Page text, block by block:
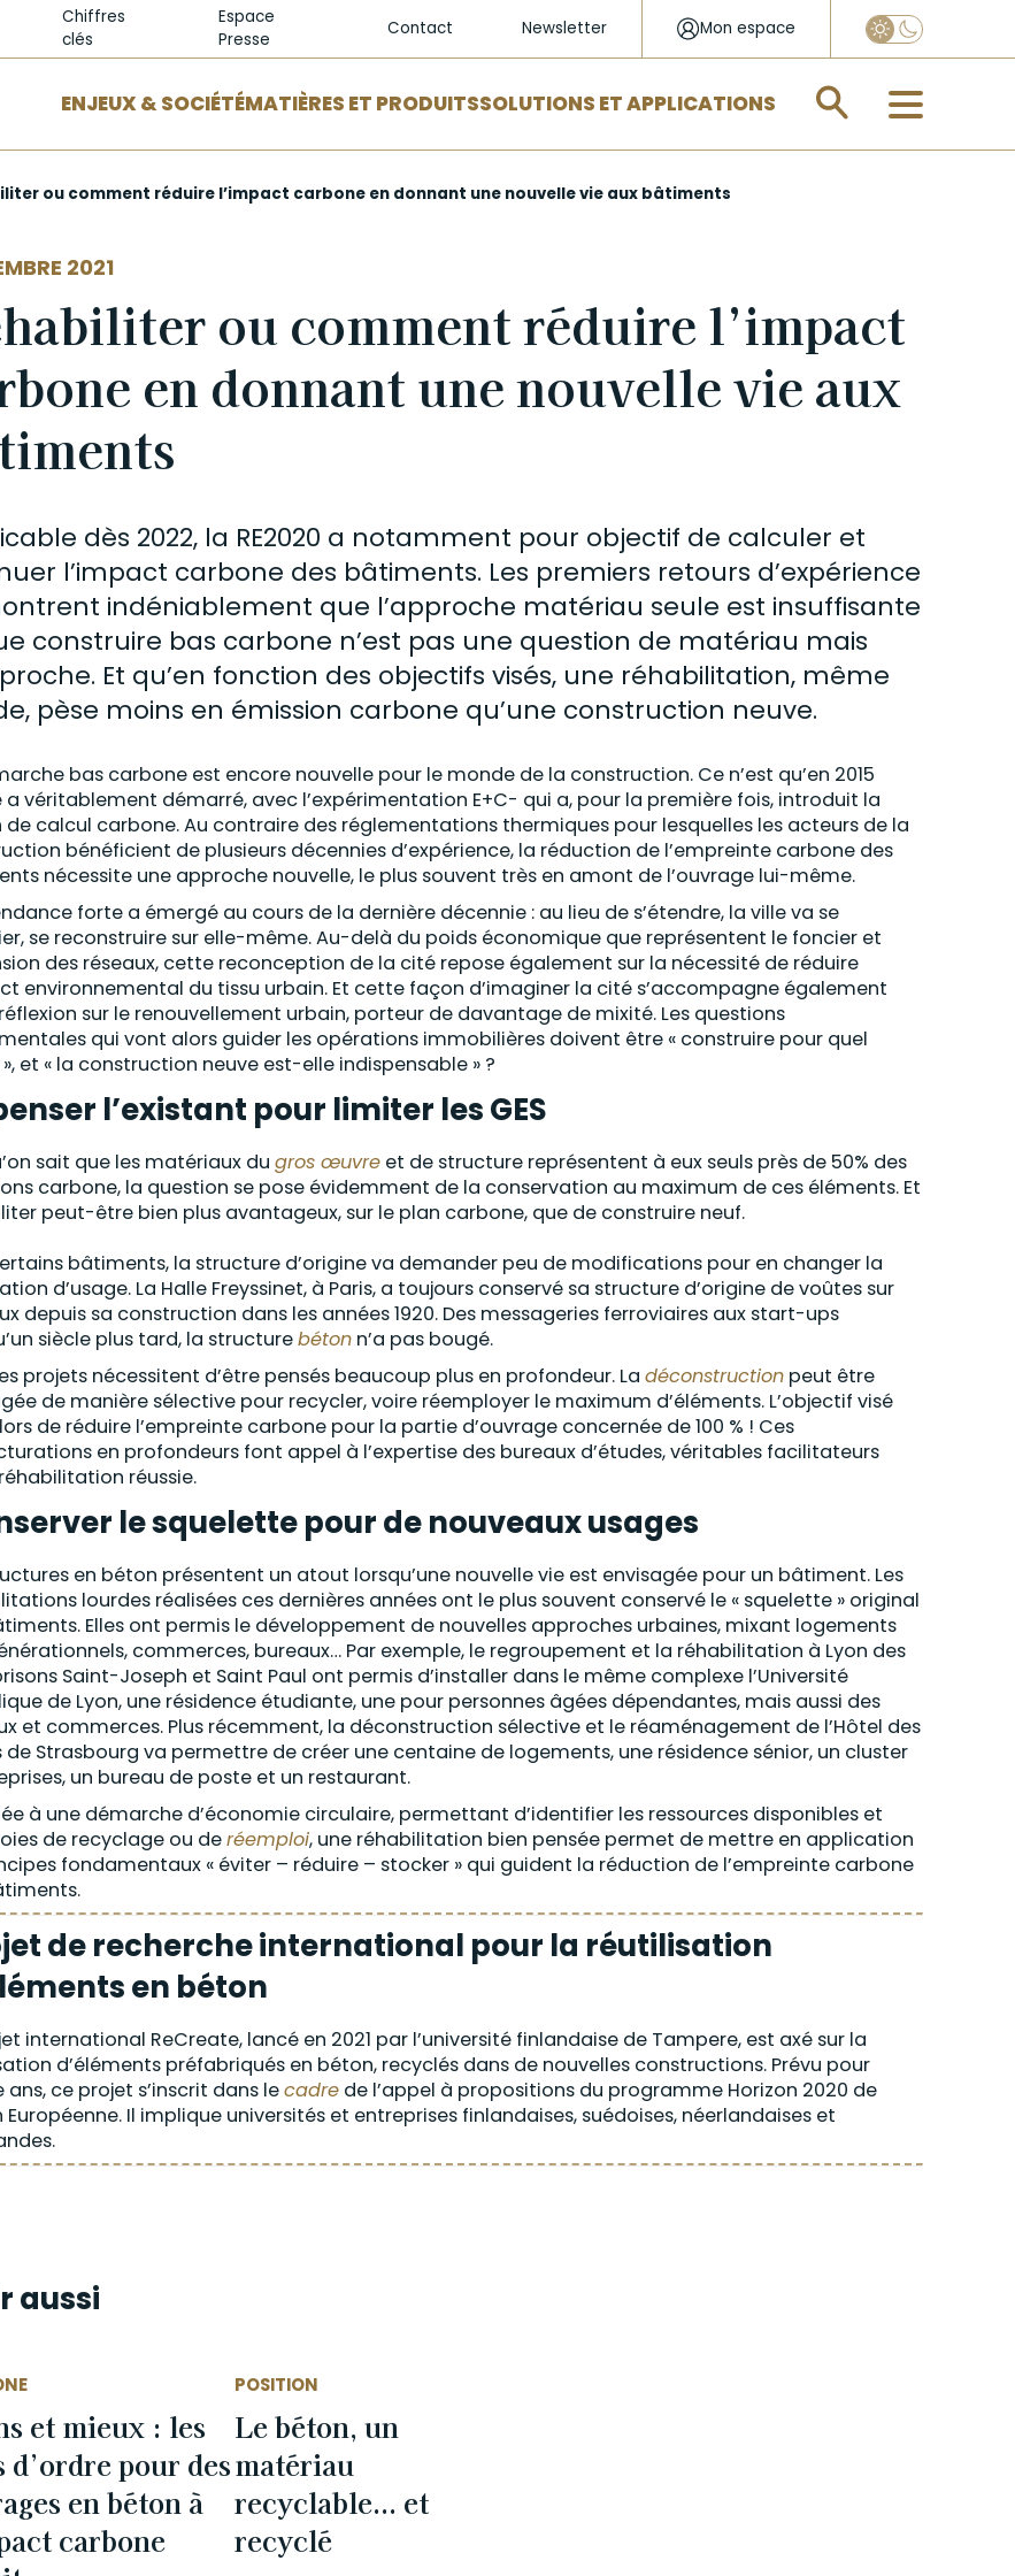
Chiffres
clés
Espace
Presse
Contact Newsletter Mon espace
Appliquer
ENJEUX & SOCIÉTÉMATIÈRES ET PRODUITSSOLUTIONS ET APPLICATIONS
ou comment réduire l’impact carbone en donnant une nouvelle vie aux bâtiments
2021
ou comment réduire l’impact
en donnant une nouvelle vie aux
dès 2022, la RE2020 a notamment pour objectif de calculer et
l’impact carbone des bâtiments. Les premiers retours d’expérience
indéniablement que l’approche matériau seule est insuffisante
construire bas carbone n’est pas une question de matériau mais
Et qu’en fonction des objectifs visés, une réhabilitation, même
pèse moins en émission carbone qu’une construction neuve.
bas carbone est encore nouvelle pour le monde de la construction. Ce n’est qu’en 2015
a véritablement démarré, avec l’expérimentation E+C- qui a, pour la première fois, introduit la
de calcul carbone. Au contraire des réglementations thermiques pour lesquelles les acteurs de la
bénéficient de plusieurs décennies d’expérience, la réduction de l’empreinte carbone des
nécessite une approche nouvelle, le plus souvent très en amont de l’ouvrage lui-même.
forte a émergé au cours de la dernière décennie : au lieu de s’étendre, la ville va se
se reconstruire sur elle-même. Au-delà du poids économique que représentent le foncier et
des réseaux, cette reconception de la cité repose également sur la nécessité de réduire
environnemental du tissu urbain. Et cette façon d’imaginer la cité s’accompagne également
sur le renouvellement urbain, porteur de davantage de mixité. Les questions
qui vont alors guider les opérations immobilières doivent être « construire pour quel
et « la construction neuve est-elle indispensable » ?
l’existant pour limiter les GES
sait que les matériaux du gros œuvre et de structure représentent à eux seuls près de 50% des
carbone, la question se pose évidemment de la conservation au maximum de ces éléments. Et
peut-être bien plus avantageux, sur le plan carbone, que de construire neuf.
bâtiments, la structure d’origine va demander peu de modifications pour en changer la
d’usage. La Halle Freyssinet, à Paris, a toujours conservé sa structure d’origine de voûtes sur
depuis sa construction dans les années 1920. Des messageries ferroviaires aux start-ups
siècle plus tard, la structurebéton n’a pas bougé.
projets nécessitent d’être pensés beaucoup plus en profondeur. La déconstruction peut être
de manière sélective pour recycler, voire réemployer le maximum d’éléments. L’objectif visé
de réduire l’empreinte carbone pour la partie d’ouvrage concernée de 100 % ! Ces
en profondeurs font appel à l’expertise des bureaux d’études, véritables facilitateurs
réussie.
le squelette pour de nouveaux usages
en béton présentent un atout lorsqu’une nouvelle vie est envisagée pour un bâtiment. Les
lourdes réalisées ces dernières années ont le plus souvent conservé le « squelette » original
Elles ont permis le développement de nouvelles approches urbaines, mixant logements
commerces, bureaux… Par exemple, le regroupement et la réhabilitation à Lyon des
Saint-Joseph et Saint Paul ont permis d’installer dans le même complexe l’Université
de Lyon, une résidence étudiante, une pour personnes âgées dépendantes, mais aussi des
et commerces. Plus récemment, la déconstruction sélective et le réaménagement de l’Hôtel des
de Strasbourg va permettre de créer une centaine de logements, une résidence sénior, un cluster
un bureau de poste et un restaurant.
à une démarche d’économie circulaire, permettant d’identifier les ressources disponibles et
de recyclage ou deréemploi, une réhabilitation bien pensée permet de mettre en application
fondamentaux « éviter – réduire – stocker » qui guident la réduction de l’empreinte carbone
de recherche international pour la réutilisation
en béton
international ReCreate, lancé en 2021 par l’université finlandaise de Tampere, est axé sur la
d’éléments préfabriqués en béton, recyclés dans de nouvelles constructions. Prévu pour
ans, ce projet s’inscrit dans lecadre de l’appel à propositions du programme Horizon 2020 de
Européenne. Il implique universités et entreprises finlandaises, suédoises, néerlandaises et
aussi
et mieux : les
d’ordre pour des
en béton à
carbone
POSITION
Le béton, un
matériau
recyclable... et
recyclé